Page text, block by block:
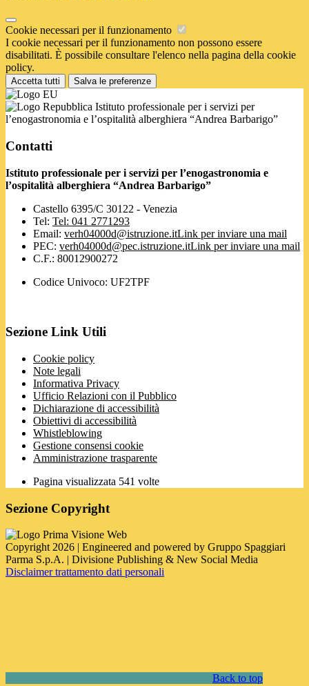
Cookie necessari per il funzionamento
I cookie necessari per il funzionamento non possono essere
disabilitati. È possibile consultare l'elenco nella pagina della cookie
policy.
Accetta tutti Salva le preferenze
Istituto professionale per i servizi per
l’enogastronomia e l’ospitalità alberghiera “Andrea Barbarigo”
Contatti
Istituto professionale per i servizi per l’enogastronomia e
l’ospitalità alberghiera “Andrea Barbarigo”
Castello 6395/C 30122 - Venezia
Tel: Tel: 041 2771293
Email: verh04000d@istruzione.itLink per inviare una mail
PEC: verh04000d@pec.istruzione.itLink per inviare una mail
C.F.: 80012900272
Codice Univoco: UF2TPF
Sezione Link Utili
Cookie policy
Note legali
Informativa Privacy
Ufficio Relazioni con il Pubblico
Dichiarazione di accessibilità
Obiettivi di accessibilità
Whistleblowing
Gestione consensi cookie
Amministrazione trasparente
Pagina visualizzata 541 volte
Sezione Copyright
Copyright 2026 | Engineered and powered by Gruppo Spaggiari
Parma S.p.A. | Divisione Publishing & New Social Media
Disclaimer trattamento dati personali
Back to top